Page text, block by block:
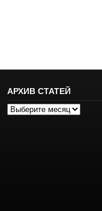
АРХИВ СТАТЕЙ
Архив